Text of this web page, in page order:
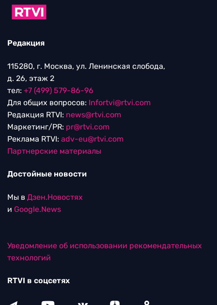
Редакция
115280, г. Москва, ул. Ленинская слобода,
д. 26, этаж 2
тел: +7 (499) 579-86-96
Для общих вопросов: Infortvi@rtvi.com
Редакция RTVI: news@rtvi.com
Маркетинг/PR: pr@rtvi.com
Реклама RTVI: adv-eu@rtvi.com
Партнерские материалы
Достойные новости
Мы в Дзен.Новостях
и Google.News
Уведомление об использовании рекомендательных
технологий
RTVI в соцсетях